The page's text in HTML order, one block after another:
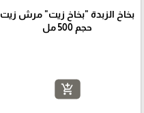
بخاخ الزبدة "بخاخ زيت" مرش زيت
حجم 500 مل
add_shopping_cart